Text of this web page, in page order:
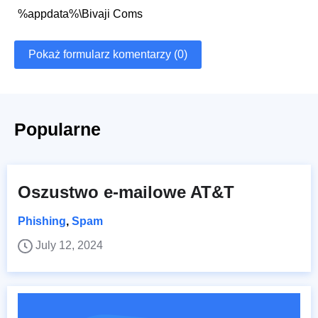
%appdata%\Bivaji Coms
Pokaż formularz komentarzy (0)
Popularne
Oszustwo e-mailowe AT&T
Phishing, Spam
July 12, 2024